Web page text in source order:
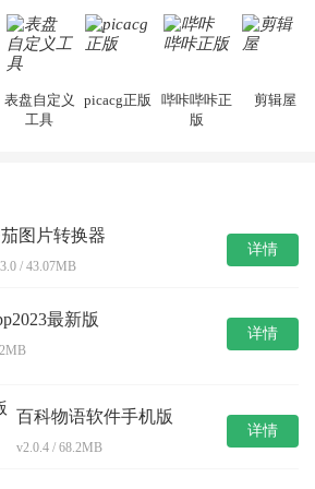
表盘自定义
工具
picacg正版
哔咔哔咔正
版
剪辑屋
图片转换器
/ 43.07MB
详情
最新版
详情
百科物语软件手机版
v2.0.4 / 68.2MB
详情